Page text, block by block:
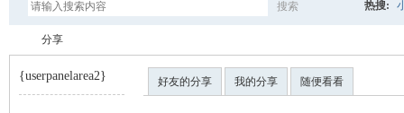
搜索 热搜:
分享
{userpanelarea2} 好友的分享 我的分享 随便看看